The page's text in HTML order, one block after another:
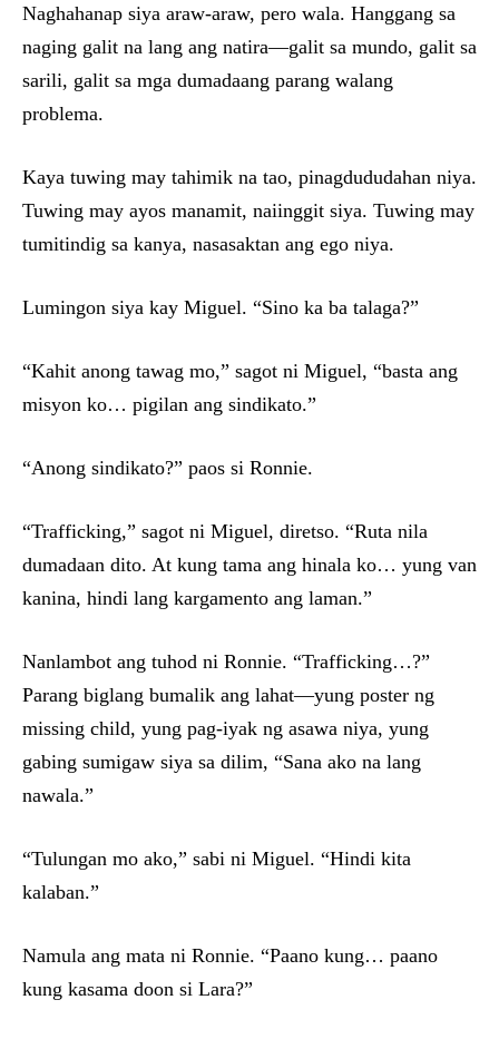
Naghahanap siya araw-araw, pero wala. Hanggang sa
naging galit na lang ang natira—galit sa mundo, galit sa
sarili, galit sa mga dumadaang parang walang
problema.
Kaya tuwing may tahimik na tao, pinagdududahan niya.
Tuwing may ayos manamit, naiinggit siya. Tuwing may
tumitindig sa kanya, nasasaktan ang ego niya.
Lumingon siya kay Miguel. “Sino ka ba talaga?”
“Kahit anong tawag mo,” sagot ni Miguel, “basta ang
misyon ko… pigilan ang sindikato.”
“Anong sindikato?” paos si Ronnie.
“Trafficking,” sagot ni Miguel, diretso. “Ruta nila
dumadaan dito. At kung tama ang hinala ko… yung van
kanina, hindi lang kargamento ang laman.”
Nanlambot ang tuhod ni Ronnie. “Trafficking…?”
Parang biglang bumalik ang lahat—yung poster ng
missing child, yung pag-iyak ng asawa niya, yung
gabing sumigaw siya sa dilim, “Sana ako na lang
nawala.”
“Tulungan mo ako,” sabi ni Miguel. “Hindi kita
kalaban.”
Namula ang mata ni Ronnie. “Paano kung… paano
kung kasama doon si Lara?”